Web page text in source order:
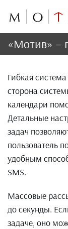
«Мотив» –
Гибкая
сторона
календари
Детальные
задач
пользователь
удобным
SMS.
Массовые
до секунды.
задаче, оно